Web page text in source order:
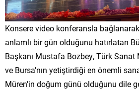
Konsere video konferansla bağlanarak
anlamlı bir gün olduğunu hatırlatan
Başkanı Mustafa Bozbey, Türk Sanat
ve Bursa’nın yetiştirdiği en önemli
Müren’in doğum günü olduğunu dile